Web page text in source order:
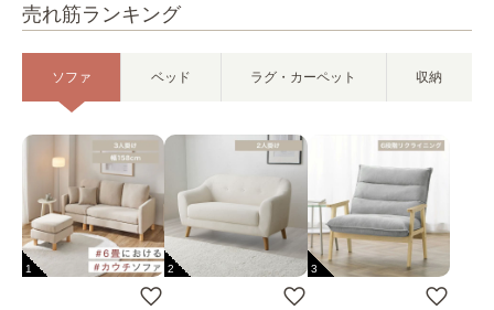
売れ筋ランキング
ソファ ベッド ラグ・カーペット 収納
1 2 3